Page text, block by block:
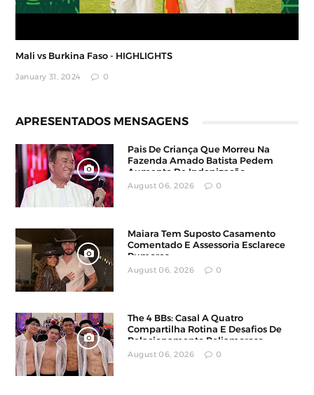
Mali vs Burkina Faso - HIGHLIGHTS
January 31, 2024 0
APRESENTADOS MENSAGENS
Pais De Criança Que Morreu Na
Fazenda Amado Batista Pedem
Aumento De Indenização
August 06, 2026 0
Maiara Tem Suposto Casamento
Comentado E Assessoria Esclarece
Rumores
August 06, 2026 0
The 4 BBs: Casal A Quatro
Compartilha Rotina E Desafios De
Relacionamento Poliamoroso
August 06, 2026 0